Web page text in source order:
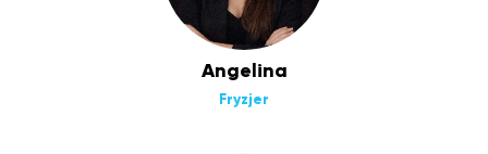
Angelina
Fryzjer